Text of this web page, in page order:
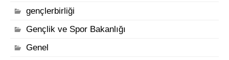
gençlerbirliği
Gençlik ve Spor Bakanlığı
Genel